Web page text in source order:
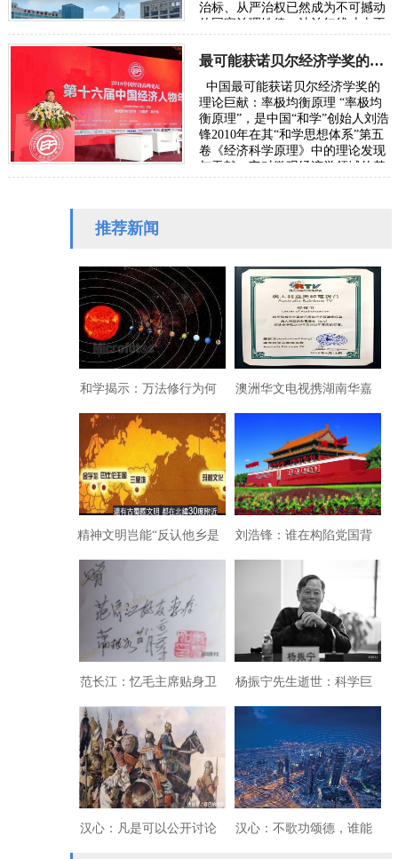
治标、从严治权已然成为不可撼动
的国家治理铁律。法治红线寸土不
国有资产…
最可能获诺贝尔经济学奖的理论巨献：率极均衡原理
中国最可能获诺贝尔经济学奖的
理论巨献：率极均衡原理 “率极均
衡原理”，是中国“和学”创始人刘浩
锋2010年在其“和学思想体系”第五
卷《经济科学原理》中的理论发现
与贡献。它对微观经济学领域的基
推荐新闻
和学揭示：万法修行为何
赤诚发心为要？
澳洲华文电视携湖南华嘉
影业录播《祖国生日快
乐》
精神文明岂能“反认他乡是 刘浩锋：谁在构陷党国背
离人民
范长江：忆毛主席贴身卫
士肖根如
杨振宁先生逝世：科学巨
星陨落，家国情怀永存
汉心：凡是可以公开讨论 汉心：不歌功颂德，谁能